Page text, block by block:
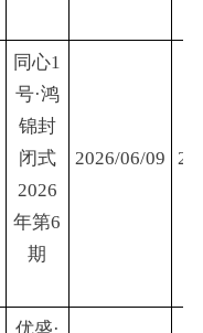
同心1
号·鸿
锦封
闭式
2026
年第6
期
2026/06/09